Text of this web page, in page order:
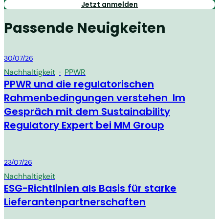
Jetzt anmelden
Passende Neuigkeiten
MM Group
30/07/26
Nachhaltigkeit · PPWR
PPWR und die regulatorischen
Rahmenbedingungen verstehen Im
Gespräch mit dem Sustainability
Regulatory Expert bei MM Group
MM Group
23/07/26
Nachhaltigkeit
ESG-Richtlinien als Basis für starke
Lieferantenpartnerschaften